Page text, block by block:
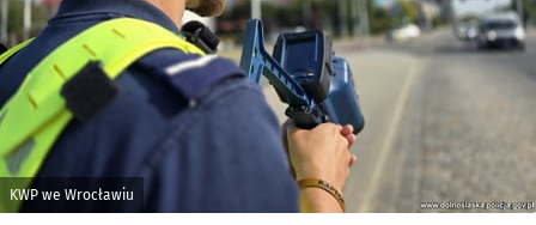
KWP we Wrocławiu